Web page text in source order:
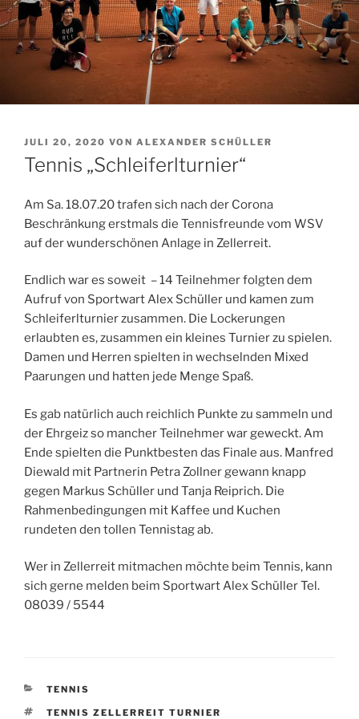
VERÖFFENTLICHT
AM
JULI 20, 2020 VON ALEXANDER SCHÜLLER
Tennis „Schleiferlturnier“
Am Sa. 18.07.20 trafen sich nach der Corona
Beschränkung erstmals die Tennisfreunde vom WSV
auf der wunderschönen Anlage in Zellerreit.
Endlich war es soweit – 14 Teilnehmer folgten dem
Aufruf von Sportwart Alex Schüller und kamen zum
Schleiferlturnier zusammen. Die Lockerungen
erlaubten es, zusammen ein kleines Turnier zu spielen.
Damen und Herren spielten in wechselnden Mixed
Paarungen und hatten jede Menge Spaß.
Es gab natürlich auch reichlich Punkte zu sammeln und
der Ehrgeiz so mancher Teilnehmer war geweckt. Am
Ende spielten die Punktbesten das Finale aus. Manfred
Diewald mit Partnerin Petra Zollner gewann knapp
gegen Markus Schüller und Tanja Reiprich. Die
Rahmenbedingungen mit Kaffee und Kuchen
rundeten den tollen Tennistag ab.
Wer in Zellerreit mitmachen möchte beim Tennis, kann
sich gerne melden beim Sportwart Alex Schüller Tel.
08039 / 5544
KATEGORIEN
TENNIS
SCHLAGWÖRTER
TENNIS ZELLERREIT TURNIER